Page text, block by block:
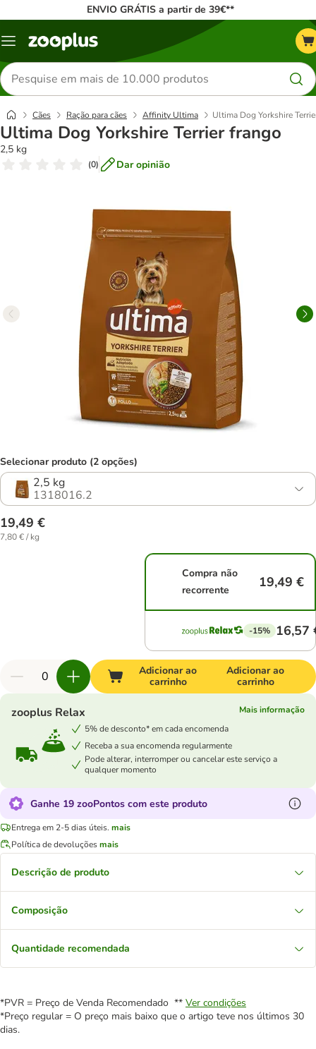
ENVIO GRÁTIS a partir de 39€**
Menu
Pesquisar
produtos
Cães Ração para cães Affinity Ultima Ultima Dog Yorkshire
Ultima Dog Yorkshire Terrier frango
2,5 kg
(0) Dar opinião
Selecionar produto (2 opções)
2,5 kg
1318016.2
19,49 €
7,80 € / kg
Compra não
recorrente
19,49 €
-15% 16,57
Adicionar ao
carrinho
Adicionar ao
carrinho
zooplus Relax
Mais informação
5% de desconto* em cada encomenda
Receba a sua encomenda regularmente
Pode alterar, interromper ou cancelar este serviço a
qualquer momento
Ganhe 19 zooPontos com este produto
Entrega em 2-5 dias úteis. mais
Política de devoluçõesmais
Descrição de produto
Composição
Quantidade recomendada
*PVR = Preço de Venda Recomendado ** Ver condições
*Preço regular = O preço mais baixo que o artigo teve nos últimos 30
dias.